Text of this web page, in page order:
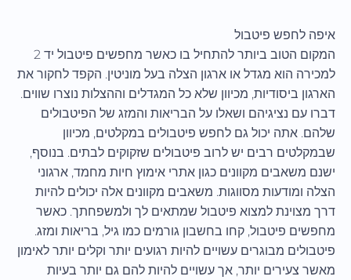
איפה לחפש פיטבול
המקום הטוב ביותר להתחיל בו כאשר מחפשים פיטבול יד 2
למכירה הוא מגדל או ארגון הצלה בעל מוניטין. הקפד לחקור את
הארגון ביסודיות, מכיוון שלא כל המגדלים וההצלות נוצרו שווים.
דברו עם נציגיהם ושאלו על הבריאות והמזג של הפיטבולים
שלהם. אתה יכול גם לחפש פיטבולים במקלטים, מכיוון
שבמקלטים רבים יש לרוב פיטבולים שזקוקים לבתים. בנוסף,
ישנם משאבים מקוונים כגון אתרי אימוץ חיות מחמד, ארגוני
הצלה ומודעות מסווגות. משאבים מקוונים אלה יכולים להיות
דרך מצוינת למצוא פיטבול שמתאים לך ולמשפחתך. כאשר
מחפשים פיטבול, קחו בחשבון גורמים כמו גיל, בריאות ומזג.
פיטבולים מבוגרים עשויים להיות רגועים יותר וקלים יותר לאימון
מאשר צעירים יותר, אך עשויים להיות להם גם יותר בעיות